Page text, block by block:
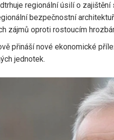
regionální úsilí o
bezpečnostní
zájmů oproti rostoucím
přináší nové ekonomické
jednotek.